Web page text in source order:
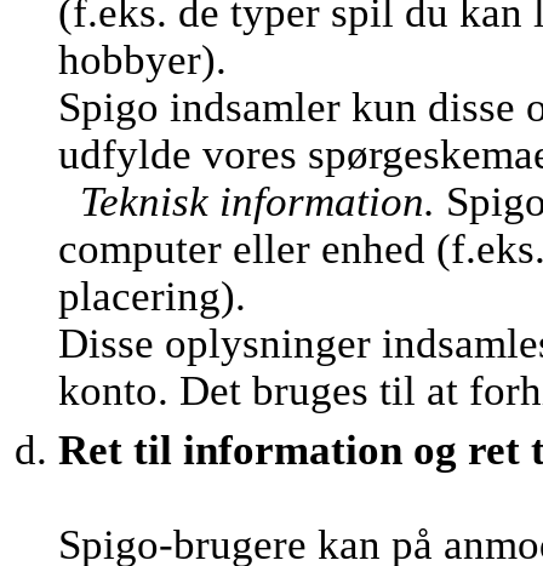
(f.eks. de typer spil du kan
hobbyer).
Spigo indsamler kun
udfylde vores
Teknisk information.
computer eller enhed
placering).
Disse oplysninger
konto. Det bruges til at
Ret til information og ret
Spigo-brugere kan på